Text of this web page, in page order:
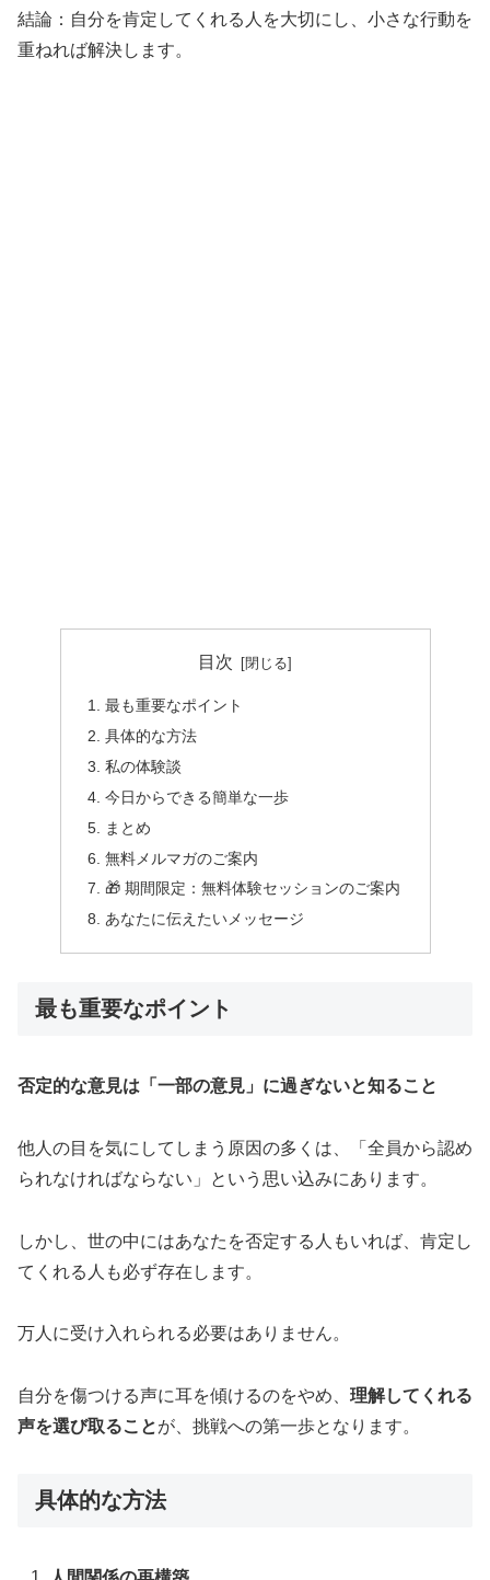
結論：自分を肯定してくれる人を大切にし、小さな行動を
重ねれば解決します。
目次
最も重要なポイント
具体的な方法
私の体験談
今日からできる簡単な一歩
まとめ
無料メルマガのご案内
🎁 期間限定：無料体験セッションのご案内
あなたに伝えたいメッセージ
最も重要なポイント
否定的な意見は「一部の意見」に過ぎないと知ること
他人の目を気にしてしまう原因の多くは、「全員から認め
られなければならない」という思い込みにあります。
しかし、世の中にはあなたを否定する人もいれば、肯定し
てくれる人も必ず存在します。
万人に受け入れられる必要はありません。
自分を傷つける声に耳を傾けるのをやめ、 理解してくれる
声を選び取ることが、挑戦への第一歩となります。
具体的な方法